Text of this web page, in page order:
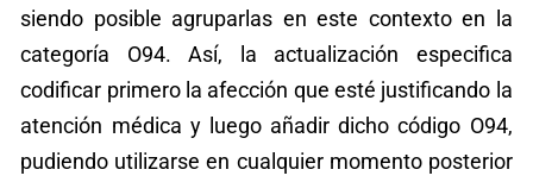
siendo posible agruparlas en este contexto en la
categoría O94. Así, la actualización especifica
codificar primero la afección que esté justificando la
atención médica y luego añadir dicho código O94,
pudiendo utilizarse en cualquier momento posterior